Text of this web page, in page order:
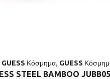
GUESS Κόσμημα, GUESS
STEEL BAMBOO